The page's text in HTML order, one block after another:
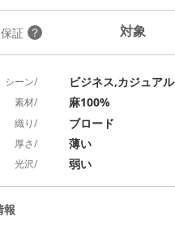
証 ？ 対象
シーン/ ビジネス,カジュアル
素材/ 麻100%
織り/ ブロード
厚さ/ 薄い
光沢/ 弱い
報